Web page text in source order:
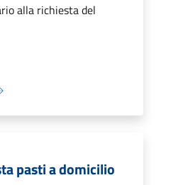
alla richiesta del
pasti a domicilio